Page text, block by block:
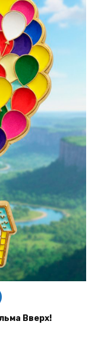
Вверх!